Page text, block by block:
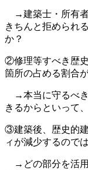
→建築士・所有者
きちんと拒められ
か？
②修理等すべき歴
箇所の占める割合
→本当に守るべき
きるからといって
③建築後、歴史的
ィが減少するので
→どの部分を活用